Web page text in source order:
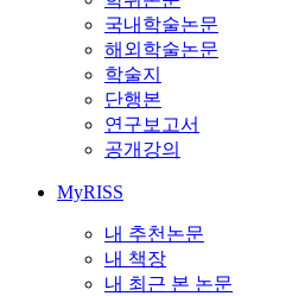
국내학술논문
해외학술논문
학술지
단행본
연구보고서
공개강의
MyRISS
내 추천논문
내 책장
내 최근 본 논문